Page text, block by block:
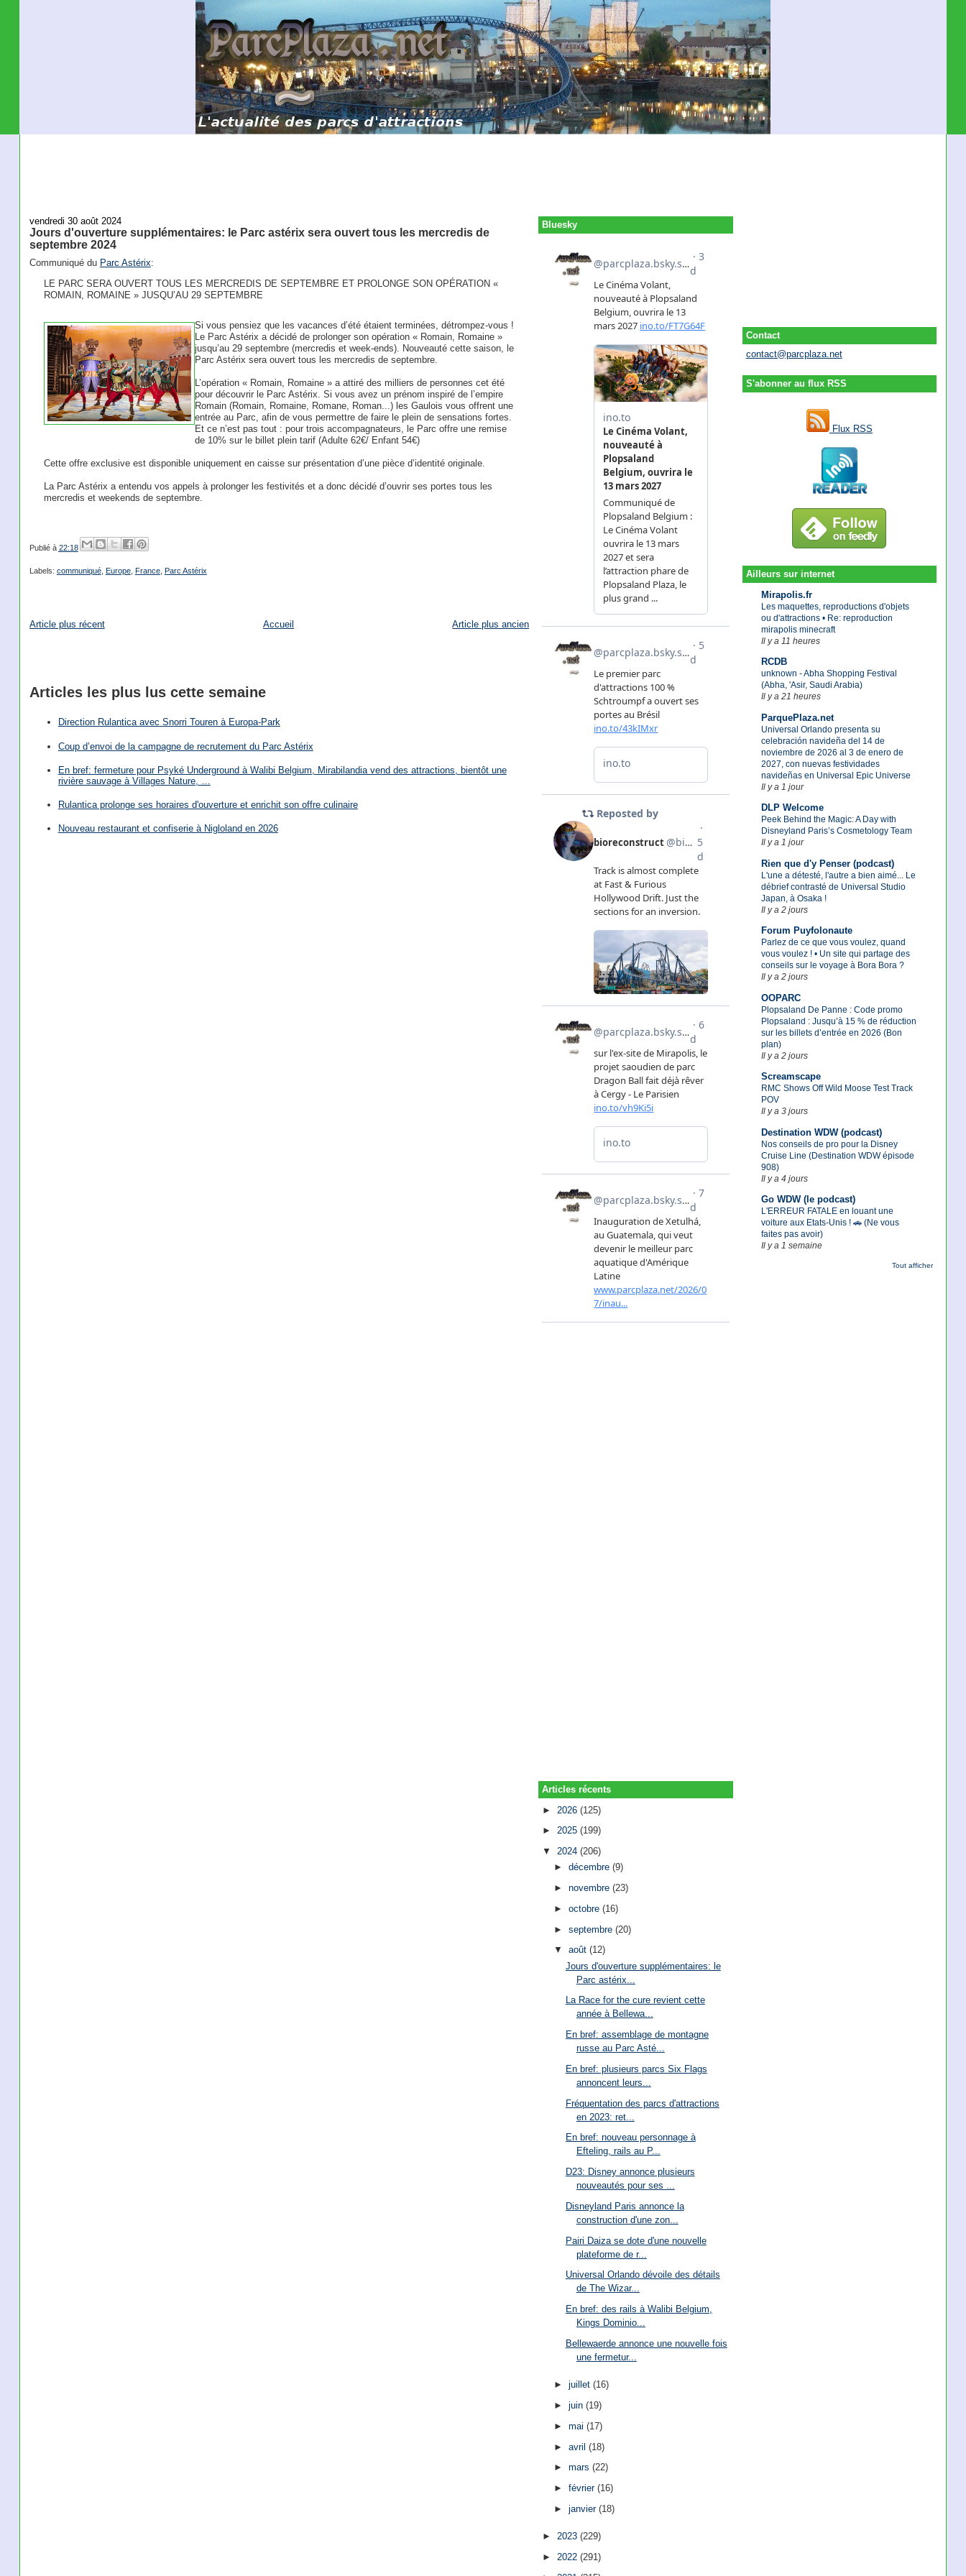
Contact
contact@parcplaza.net
S'abonner au flux RSS
Flux RSS
Ailleurs sur internet
Mirapolis.fr
Les maquettes, reproductions d'objets
ou d'attractions • Re: reproduction
mirapolis minecraft
Il y a 11 heures
RCDB
unknown - Abha Shopping Festival
(Abha, 'Asir, Saudi Arabia)
Il y a 21 heures
ParquePlaza.net
Universal Orlando presenta su
celebración navideña del 14 de
noviembre de 2026 al 3 de enero de
2027, con nuevas festividades
navideñas en Universal Epic Universe
Il y a 1 jour
DLP Welcome
Peek Behind the Magic: A Day with
Disneyland Paris’s Cosmetology Team
Il y a 1 jour
Rien que d'y Penser (podcast)
L'une a détesté, l'autre a bien aimé... Le
débrief contrasté de Universal Studio
Japan, à Osaka !
Il y a 2 jours
Forum Puyfolonaute
Parlez de ce que vous voulez, quand
vous voulez ! • Un site qui partage des
conseils sur le voyage à Bora Bora ?
Il y a 2 jours
OOPARC
Plopsaland De Panne : Code promo
Plopsaland : Jusqu’à 15 % de réduction
sur les billets d’entrée en 2026 (Bon
plan)
Il y a 2 jours
Screamscape
RMC Shows Off Wild Moose Test Track
POV
Il y a 3 jours
Destination WDW (podcast)
Nos conseils de pro pour la Disney
Cruise Line (Destination WDW épisode
908)
Il y a 4 jours
Go WDW (le podcast)
L'ERREUR FATALE en louant une
voiture aux Etats-Unis ! 🚗 (Ne vous
faites pas avoir)
Il y a 1 semaine
Tout afficher
vendredi 30 août 2024
Jours d'ouverture supplémentaires: le Parc astérix sera ouvert tous les mercredis de
septembre 2024
Communiqué du Parc Astérix:
LE PARC SERA OUVERT TOUS LES MERCREDIS DE SEPTEMBRE ET PROLONGE SON OPÉRATION «
ROMAIN, ROMAINE » JUSQU’AU 29 SEPTEMBRE
Si vous pensiez que les vacances d’été étaient terminées, détrompez-vous !
Le Parc Astérix a décidé de prolonger son opération « Romain, Romaine »
jusqu’au 29 septembre (mercredis et week-ends). Nouveauté cette saison, le
Parc Astérix sera ouvert tous les mercredis de septembre.
L’opération « Romain, Romaine » a attiré des milliers de personnes cet été
pour découvrir le Parc Astérix. Si vous avez un prénom inspiré de l’empire
Romain (Romain, Romaine, Romane, Roman...) les Gaulois vous offrent une
entrée au Parc, afin de vous permettre de faire le plein de sensations fortes.
Et ce n’est pas tout : pour trois accompagnateurs, le Parc offre une remise
de 10% sur le billet plein tarif (Adulte 62€/ Enfant 54€)
Cette offre exclusive est disponible uniquement en caisse sur présentation d’une pièce d’identité originale.
La Parc Astérix a entendu vos appels à prolonger les festivités et a donc décidé d’ouvrir ses portes tous les
mercredis et weekends de septembre.
Publié à 22:18
Labels: communiqué, Europe, France, Parc Astérix
Article plus récent Article plus ancien
Accueil
Articles les plus lus cette semaine
Direction Rulantica avec Snorri Touren à Europa-Park
Coup d’envoi de la campagne de recrutement du Parc Astérix
En bref: fermeture pour Psyké Underground à Walibi Belgium, Mirabilandia vend des attractions, bientôt une
rivière sauvage à Villages Nature, …
Rulantica prolonge ses horaires d'ouverture et enrichit son offre culinaire
Nouveau restaurant et confiserie à Nigloland en 2026
Bluesky
Articles récents
► 2026(125)
►2025(199)
▼2024(206)
► décembre (9)
► novembre (23)
► octobre (16)
► septembre (20)
▼ août (12)
Jours d'ouverture supplémentaires: le
Parc astérix...
La Race for the cure revient cette
année à Bellewa...
En bref: assemblage de montagne
russe au Parc Asté...
En bref: plusieurs parcs Six Flags
annoncent leurs...
Fréquentation des parcs d'attractions
en 2023: ret...
En bref: nouveau personnage à
Efteling, rails au P...
D23: Disney annonce plusieurs
nouveautés pour ses ...
Disneyland Paris annonce la
construction d'une zon...
Pairi Daiza se dote d'une nouvelle
plateforme de r...
Universal Orlando dévoile des détails
de The Wizar...
En bref: des rails à Walibi Belgium,
Kings Dominio...
Bellewaerde annonce une nouvelle fois
une fermetur...
► juillet (16)
► juin (19)
► mai (17)
► avril (18)
► mars (22)
► février (16)
► janvier (18)
►2023(229)
►2022(291)